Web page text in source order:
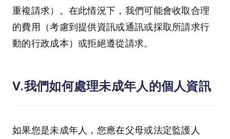
重複請求）。在此情況下，我們可能會收取合理
的費用（考慮到提供資訊或通訊或採取所請求行
動的行政成本）或拒絕遵從請求。
Ⅴ.我們如何處理未成年人的個人資訊
如果您是未成年人，您應在父母或法定監護人